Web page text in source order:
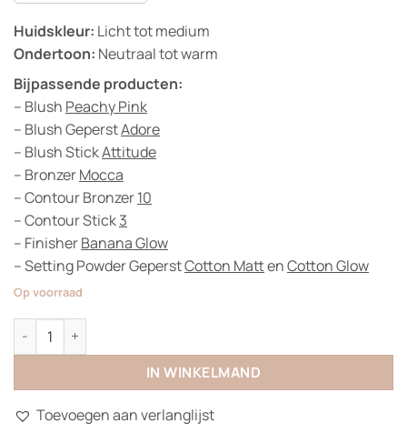
Huidskleur: Licht tot medium
Ondertoon: Neutraal tot warm
Bijpassende producten:
– Blush Peachy Pink
– Blush GeperstAdore
– Blush StickAttitude
– BronzerMocca
– Contour Bronzer10
– Contour Stick3
– FinisherBanana Glow
– Setting Powder GeperstCotton MattenCotton Glow
Op voorraad
Glow Foundation aantal
IN WINKELMAND
Toevoegen aan verlanglijst